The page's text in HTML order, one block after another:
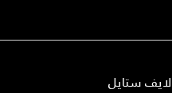
لايف ستايل